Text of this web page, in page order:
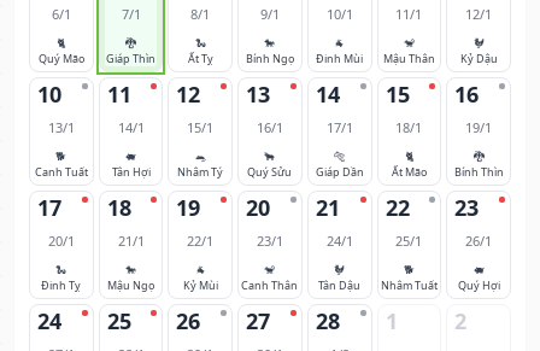
6/1
🐈
Quý Mão
7/1
🐉
Giáp Thìn
8/1
🐍
Ất Tỵ
9/1
🐎
Bính Ngọ
10/1
🐐
Đinh Mùi
11/1
🐒
Mậu Thân
12/1
🐓
Kỷ Dậu
10
13/1
🐕
Canh Tuất
11
14/1
🐖
Tân Hợi
12
15/1
🐀
Nhâm Tý
13
16/1
🐂
Quý Sửu
14
17/1
🐅
Giáp Dần
15
18/1
🐈
Ất Mão
16
19/1
🐉
Bính Thìn
17
20/1
🐍
Đinh Tỵ
18
21/1
🐎
Mậu Ngọ
19
22/1
🐐
Kỷ Mùi
20
23/1
🐒
Canh Thân
21
24/1
🐓
Tân Dậu
22
25/1
🐕
Nhâm Tuất
23
26/1
🐖
Quý Hợi
24 25 26 27 28 1 2